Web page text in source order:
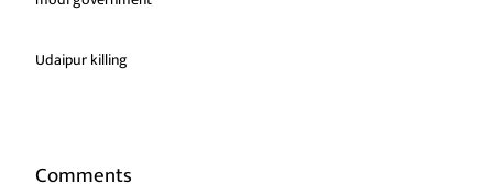
Udaipur killing
Comments